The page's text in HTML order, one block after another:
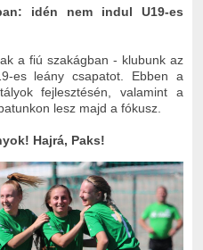
idén nem indul U19-es
a fiú szakágban - klubunk az
es leány csapatot. Ebben a
fejlesztésén, valamint a
lesz majd a fókusz.
Hajrá, Paks!